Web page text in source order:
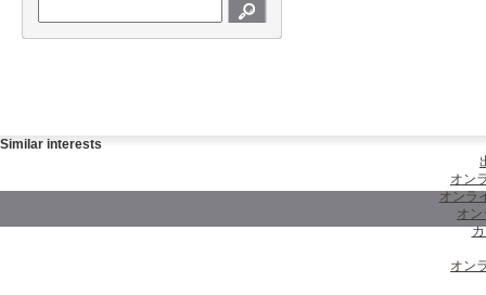
Similar interests
オン
オンラ
オ
オン